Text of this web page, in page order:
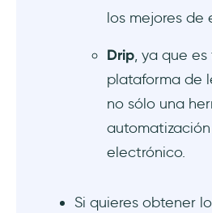
los mejores de
Drip, ya que
plataforma de
no sólo una
electrónico.
Si quieres obtener